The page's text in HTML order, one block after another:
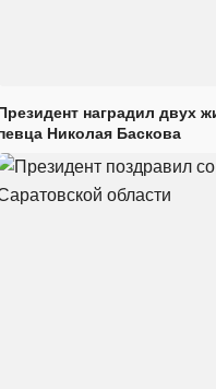
наградил двух
Николая Баскова